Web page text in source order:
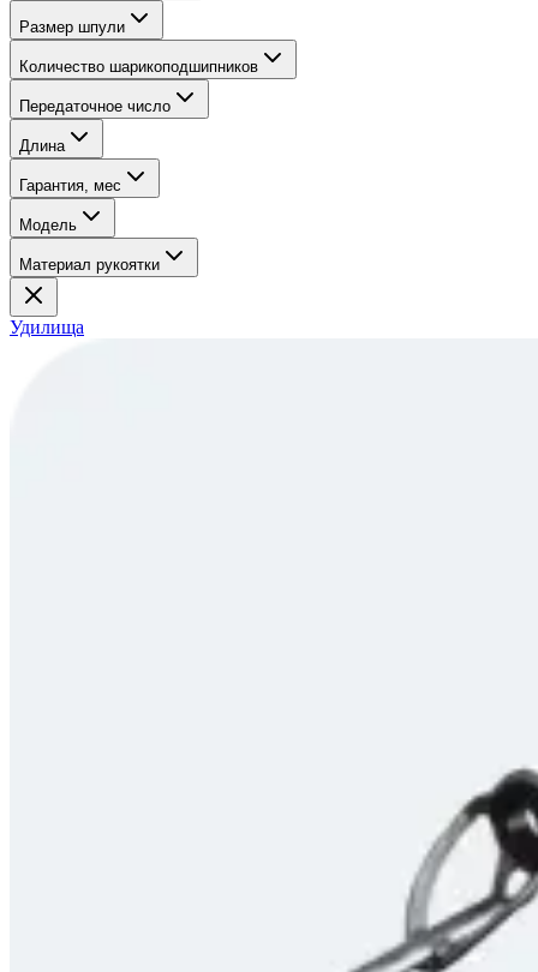
Размер шпули
Количество шарикоподшипников
Передаточное число
Длина
Гарантия, мес
Модель
Материал рукоятки
Удилища